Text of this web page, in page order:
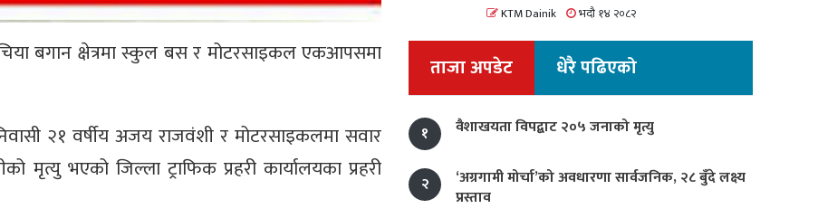
बगान क्षेत्रमा स्कुल बस र मोटरसाइकल एकआपसमा
२१ वर्षीय अजय राजवंशी र मोटरसाइकलमा सवार
मृत्यु भएको जिल्ला ट्राफिक प्रहरी कार्यालयका प्रहरी
KTM Dainik भदौ १४ २०८२
ताजा अपडेट धेरै पढिएको
१ वैशाखयता विपद्बाट २०५ जनाको मृत्यु
२
‘अग्रगामी मोर्चा’को अवधारणा सार्वजनिक, २८ बुँदे लक्ष्य
प्रस्ताव